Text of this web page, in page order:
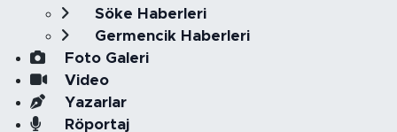
Söke Haberleri
Germencik Haberleri
Foto Galeri
Video
Yazarlar
Röportaj